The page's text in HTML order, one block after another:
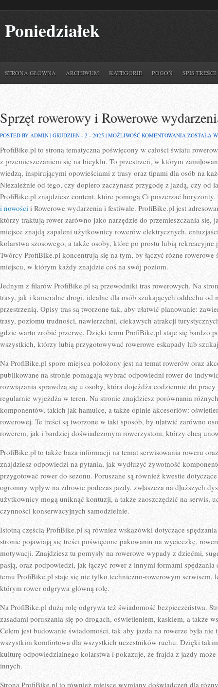
Poniedziałek
STRONA GŁÓWNA ARCHIWUM KATEGORIE POGOŃ SPIS TREŚCI
Sprzęt rowerowy i Rowerowe
POSTED BY ADMIN | GRUDZIEŃ - 2 - 2025 | MOŻLIWOŚĆ KOMENTOWANIA SPRZĘT
I
I
ZOSTAŁA
ProfiBike.pl to strona tematyczna poświęcony w całości światu
z przemieszczaniem się na bicyklu. To przestrzeń, w którym
wiedzą, inspirującymi opowieściami z trasy oraz tipami dla osób na
Niezależnie od tego, czy dopiero zaczynasz przygodę z jazdą, czy od
ProfiBike.pl znajdziesz content, które pomogą Ci poszerzać
i nowości i Rowerowe wydarzenia i festiwale. ProfiBike.pl jest
którzy traktują rower zarówno jako narzędzie do przemieszczania się,
miejsce znajdą zapaleni użytkownicy rowerów elektrycznych,
kolarstwa szosowego, a także osoby, które po prostu lubią
Twórcy ProfiBike.pl koncentrują się na tym, by łączyć różne
miejscu, w którym każdy znajdzie coś na swój poziom.
Jednym z filarów ProfiBike.pl są przewodniki tras rowerowych. Na
trasy, jak i kameralne drogi, idealne dla osób szukających oddechu od
przestrzenią. Opisy tras są tworzone tak, aby ułatwić planowanie:
trasy, poziomu trudności, nawierzchni, ciekawych atrakcji
gdzie warto zrobić przerwę. Dzięki temu ProfiBike.pl staje się bardzo
wszystkich, którzy lubią przygotowywać rowerowe eskapady lub
Na ProfiBike.pl sporo miejsca położony jest na temat rowerów oraz
publikowane na stronie pomagają wybrać odpowiedni rower do
rozwiązania sprawdzą się u osoby, która dojeżdża codziennie do
regularnie wyjeżdża w teren. Na stronie znajdziesz porównania
komponentów, takich jak hamulce, a także opinie akcesoriów:
rowerowej. Te treści są tworzone w taki sposób, by ułatwić zarówno
rowerem, jak i bardziej doświadczonym rowerzystom, którzy chcą
ProfiBike.pl to także baza informacji na temat serwisowania roweru
znajdziesz odpowiedzi na pytania, jak wydłużyć żywotność
przygotować rower do sezonu. Poruszane są również kwestie
ogromny wpływ na zdrowie podczas jazdy, zwłaszcza na dłuższych
użytkownicy mogą uniknąć kontuzji, a także zaoszczędzić na serwis,
czynności konserwacyjnych samodzielnie.
Istotną częścią ProfiBike.pl są również wskazówki dotyczące
stronie pojawiają się treści poświęcone pakowaniu na wycieczkę,
motywacji. Znajdziesz tu pomysły na rowerowe wypady z dziećmi,
pasją, oraz podpowiedzi, jak łączyć rower z innymi formami
temu ProfiBike.pl staje się nie tylko techniczno-rowerowym serwisem,
którym rower odgrywa główną rolę.
Na ProfiBike.pl dużą rolę odgrywa też świadomość bezpieczeństwa.
zasadami poruszania się po drogach, oświetleniem, kaskiem, a także
Celem jest budowanie świadomości, tak aby jazda na rowerze była
wszystkim komfortowa dla wszystkich uczestników ruchu. Dzięki
kulturę odpowiedzialnego kolarstwa i pokazuje, że frajda z jazdy może
innych.
Strona ProfiBike.pl to również miejsce wymiany doświadczeń dla